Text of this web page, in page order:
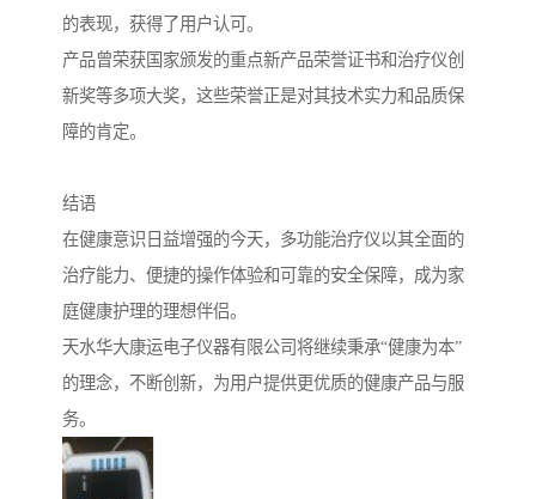
的表现，获得了用户认可。
产品曾荣获国家颁发的重点新产品荣誉证书和治疗仪创
新奖等多项大奖，这些荣誉正是对其技术实力和品质保
障的肯定。
结语
在健康意识日益增强的今天，多功能治疗仪以其全面的
治疗能力、便捷的操作体验和可靠的安全保障，成为家
庭健康护理的理想伴侣。
天水华大康运电子仪器有限公司将继续秉承“健康为本”
的理念，不断创新，为用户提供更优质的健康产品与服
务。